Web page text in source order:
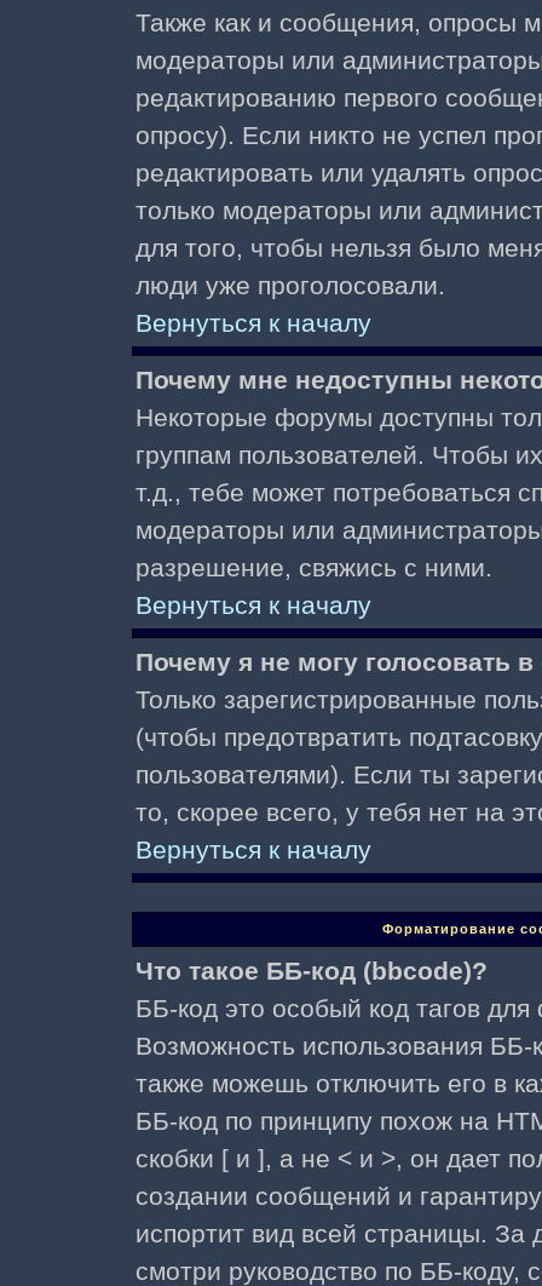
Также как и сообщения, опросы
модераторы или
редактированию первого
опросу). Если никто не успел
редактировать или удалять
только модераторы или
для того, чтобы нельзя было
люди уже проголосовали.
Вернуться к началу
Почему мне недоступны
Некоторые форумы доступны
группам пользователей. Чтобы
т.д., тебе может потребоваться
модераторы или
разрешение, свяжись с ними.
Вернуться к началу
Почему я не могу голосовать
Только зарегистрированные
(чтобы предотвратить
пользователями). Если ты
то, скорее всего, у тебя нет на
Вернуться к началу
Форматирование
Что такое ББ-код (bbcode)?
ББ-код это особый код тагов
Возможность использования
также можешь отключить его в
ББ-код по принципу похож на
скобки [ и ], а не < и >, он дает
создании сообщений и
испортит вид всей страницы.
смотри руководство по ББ-коду,